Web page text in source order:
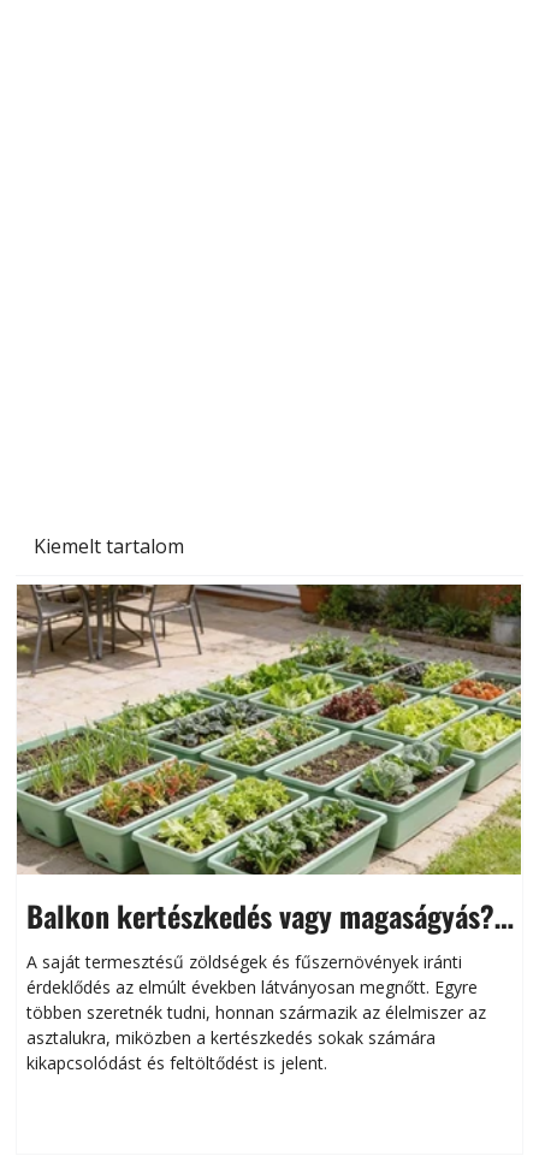
Kiemelt tartalom
Balkon kertészkedés vagy magaságyás?
Helytakarékos kertészkedés
A saját termesztésű zöldségek és fűszernövények iránti
érdeklődés az elmúlt években látványosan megnőtt. Egyre
többen szeretnék tudni, honnan származik az élelmiszer az
asztalukra, miközben a kertészkedés sokak számára
kikapcsolódást és feltöltődést is jelent.